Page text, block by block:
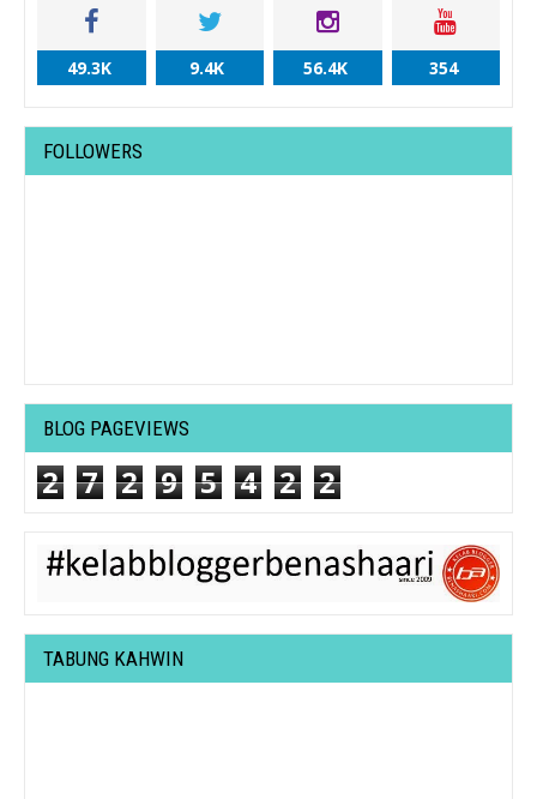
49.3K 9.4K 56.4K 354
FOLLOWERS
BLOG PAGEVIEWS
2 7 2 9 5 4 2 2
TABUNG KAHWIN